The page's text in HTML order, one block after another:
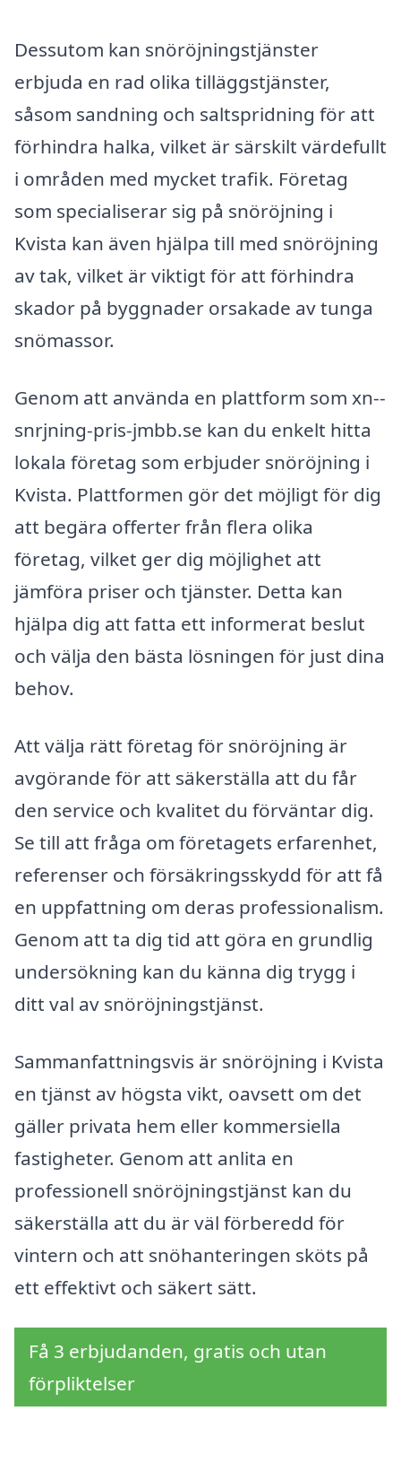
Dessutom kan snöröjningstjänster
erbjuda en rad olika tilläggstjänster,
såsom sandning och saltspridning för att
förhindra halka, vilket är särskilt värdefullt
i områden med mycket trafik. Företag
som specialiserar sig på snöröjning i
Kvista kan även hjälpa till med snöröjning
av tak, vilket är viktigt för att förhindra
skador på byggnader orsakade av tunga
snömassor.
Genom att använda en plattform som xn--
snrjning-pris-jmbb.se kan du enkelt hitta
lokala företag som erbjuder snöröjning i
Kvista. Plattformen gör det möjligt för dig
att begära offerter från flera olika
företag, vilket ger dig möjlighet att
jämföra priser och tjänster. Detta kan
hjälpa dig att fatta ett informerat beslut
och välja den bästa lösningen för just dina
behov.
Att välja rätt företag för snöröjning är
avgörande för att säkerställa att du får
den service och kvalitet du förväntar dig.
Se till att fråga om företagets erfarenhet,
referenser och försäkringsskydd för att få
en uppfattning om deras professionalism.
Genom att ta dig tid att göra en grundlig
undersökning kan du känna dig trygg i
ditt val av snöröjningstjänst.
Sammanfattningsvis är snöröjning i Kvista
en tjänst av högsta vikt, oavsett om det
gäller privata hem eller kommersiella
fastigheter. Genom att anlita en
professionell snöröjningstjänst kan du
säkerställa att du är väl förberedd för
vintern och att snöhanteringen sköts på
ett effektivt och säkert sätt.
Få 3 erbjudanden, gratis och utan
förpliktelser